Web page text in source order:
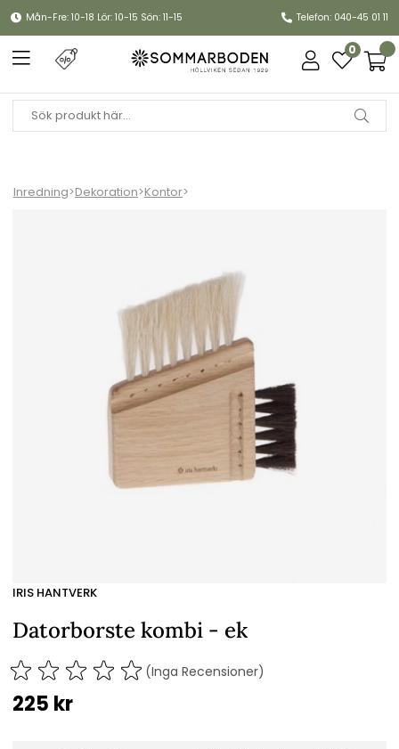
Mån-Fre: 10-18 Lör: 10-15 Sön: 11-15 Telefon: 040-45 01 11
0
Inredning>Dekoration>Kontor>
IRIS HANTVERK
Datorborste kombi - ek
(Inga Recensioner)
225 kr